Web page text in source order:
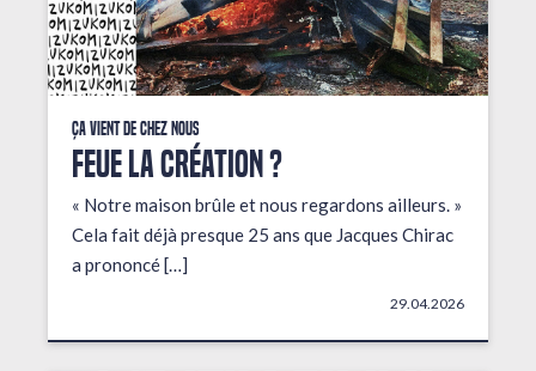
Ça vient de chez nous
FEUE LA CRÉATION ?
« Notre maison brûle et nous regardons ailleurs. »
Cela fait déjà presque 25 ans que Jacques Chirac
a prononcé […]
29.04.2026